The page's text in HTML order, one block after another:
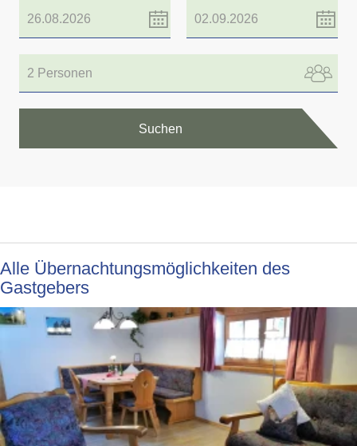
2 Personen
Suchen
Alle Übernachtungsmöglichkeiten des
Gastgebers